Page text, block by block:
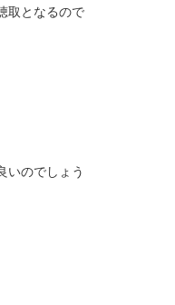
取となるので
いのでしょう